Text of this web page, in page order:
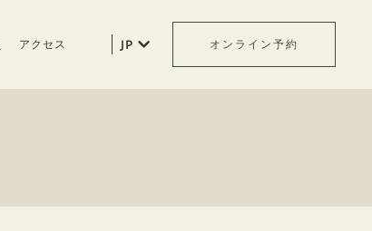
アクセス JP オンライン予約